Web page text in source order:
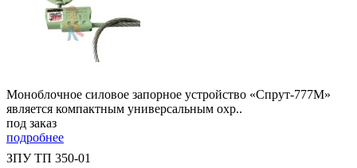
Моноблочное силовое запорное устройство «Спрут-777М»
является компактным универсальным охр..
под заказ
подробнее
ЗПУ ТП 350-01